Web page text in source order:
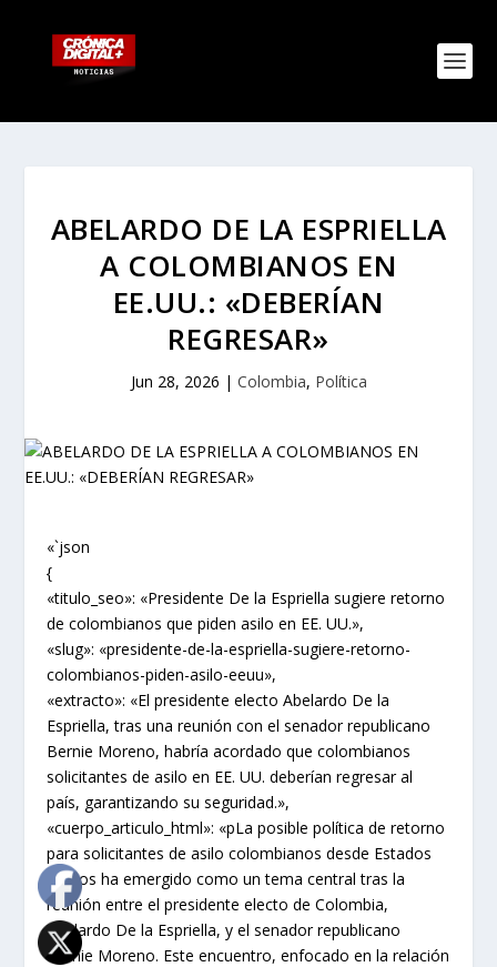
ABELARDO DE LA ESPRIELLA
A COLOMBIANOS EN
EE.UU.: «DEBERÍAN
REGRESAR»
Jun 28, 2026 | Colombia, Política
«`json
{
«titulo_seo»: «Presidente De la Espriella sugiere retorno
de colombianos que piden asilo en EE. UU.»,
«slug»: «presidente-de-la-espriella-sugiere-retorno-
colombianos-piden-asilo-eeuu»,
«extracto»: «El presidente electo Abelardo De la
Espriella, tras una reunión con el senador republicano
Bernie Moreno, habría acordado que colombianos
solicitantes de asilo en EE. UU. deberían regresar al
país, garantizando su seguridad.»,
«cuerpo_articulo_html»: «pLa posible política de retorno
para solicitantes de asilo colombianos desde Estados
Unidos ha emergido como un tema central tras la
reunión entre el presidente electo de Colombia,
Abelardo De la Espriella, y el senador republicano
Bernie Moreno. Este encuentro, enfocado en la relación